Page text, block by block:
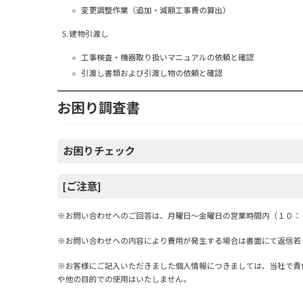
変更調整作業（追加・減額工事費の算出）
建物引渡し
工事検査・機器取り扱いマニュアルの依頼と確認
引渡し書類および引渡し物の依頼と確認
お困り調査書
お困りチェック
[ご注意]
※お問い合わせへのご回答は、月曜日～金曜日の営業時間内（１０
※お問い合わせへの内容により費用が発生する場合は書面にて返信
※お客様にご記入いただきました個人情報につきましては、当社で
や他の目的での使用はいたしません。